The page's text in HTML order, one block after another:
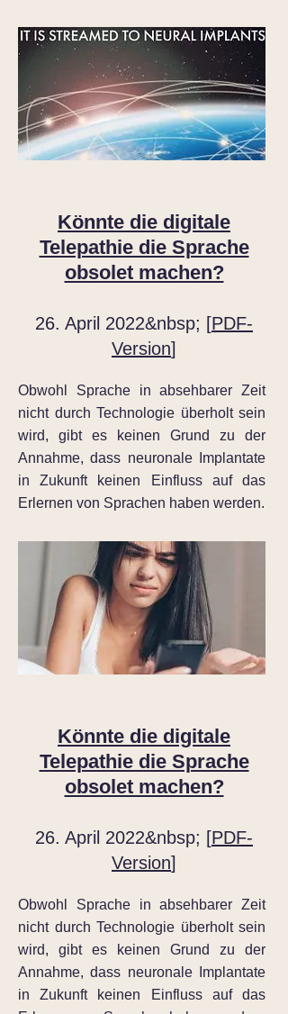
Könnte die digitale
Telepathie die Sprache
obsolet machen?
26. April 2022&nbsp; [PDF-
Version]
Obwohl Sprache in absehbarer Zeit
nicht durch Technologie überholt sein
wird, gibt es keinen Grund zu der
Annahme, dass neuronale Implantate
in Zukunft keinen Einfluss auf das
Erlernen von Sprachen haben werden.
Könnte die digitale
Telepathie die Sprache
obsolet machen?
26. April 2022&nbsp; [PDF-
Version]
Obwohl Sprache in absehbarer Zeit
nicht durch Technologie überholt sein
wird, gibt es keinen Grund zu der
Annahme, dass neuronale Implantate
in Zukunft keinen Einfluss auf das